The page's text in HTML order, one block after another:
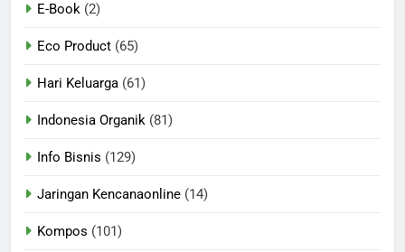
E-Book (2)
Eco Product (65)
Hari Keluarga (61)
Indonesia Organik (81)
Info Bisnis (129)
Jaringan Kencanaonline (14)
Kompos (101)